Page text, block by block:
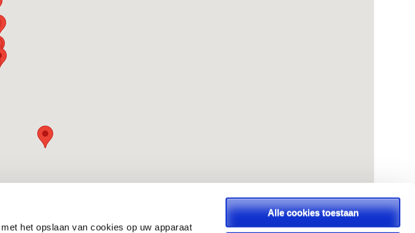
het opslaan van cookies op uw apparaat
Alle cookies toestaan